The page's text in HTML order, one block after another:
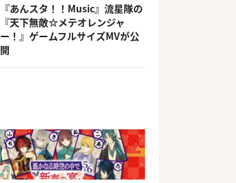
『あんスタ！！Music』流星隊の
『天下無敵☆メテオレンジャ
ー！』ゲームフルサイズMVが公
開